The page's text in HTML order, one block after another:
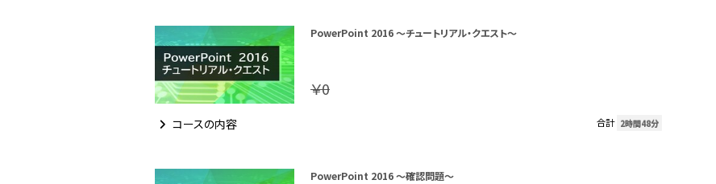
PowerPoint 2016 ～チュートリアル・クエスト～
￥0
コースの内容 合計 2時間48分
PowerPoint 2016 ～確認問題～